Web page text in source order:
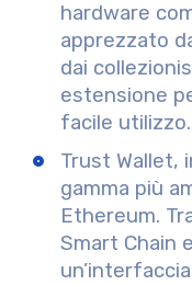
hardware
apprezzato
dai
estensione
facile utilizzo.
Trust Wallet,
gamma più
Ethereum.
Smart Chain